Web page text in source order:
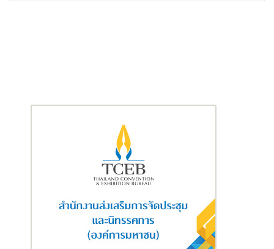
ไทยไม่ใช่แค่การแก้น้ำท่วมหรือภัยแล้งเฉพาะหน้า แต่คือการสร้าง
ความผันผวนของสภาพภูมิอากาศ ผ่านการลงทุนที่ถูกจุดและขับ
เคลื่อนด้วยข้อมูลและความร่วมมือจากทุกภาคส่วน
สทนช. เดินหน้าบูรณาการนโยบายน้ำ
นายชยันต์ เมืองสงเลขาธิการสำนักงานทรัพยากรน้ำแห่งชาติ
(สทนช.) กล่าวว่า ปัญหาน้ำท่วม น้ำแล้ง และน้ำเสีย เป็นปัญหาซ้ำซากที่
กระทบต่อวิถีชีวิตและเศรษฐกิจของประเทศ รัฐบาลจึงมอบหมายให้
สทนช. เป็นหน่วยงานกลางในการบูรณาการการทำงานด้านน้ำ เพื่อยก